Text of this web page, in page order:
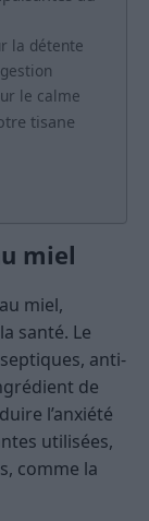
la détente
le calme
tisane
miel
miel,
santé. Le
anti-
de
l’anxiété
utilisées,
comme la